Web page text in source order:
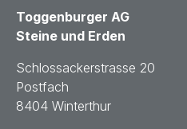
Toggenburger AG
Steine und Erden
Schlossackerstrasse 20
Postfach
8404 Winterthur